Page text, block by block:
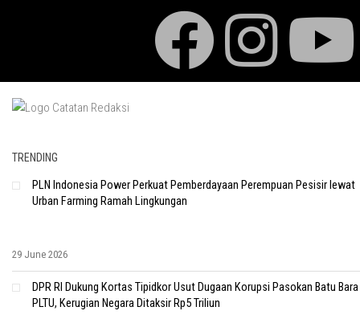
TRENDING
PLN Indonesia Power Perkuat Pemberdayaan Perempuan Pesisir lewat
Urban Farming Ramah Lingkungan
29 June 2026
DPR RI Dukung Kortas Tipidkor Usut Dugaan Korupsi Pasokan Batu Bara
PLTU, Kerugian Negara Ditaksir Rp5 Triliun